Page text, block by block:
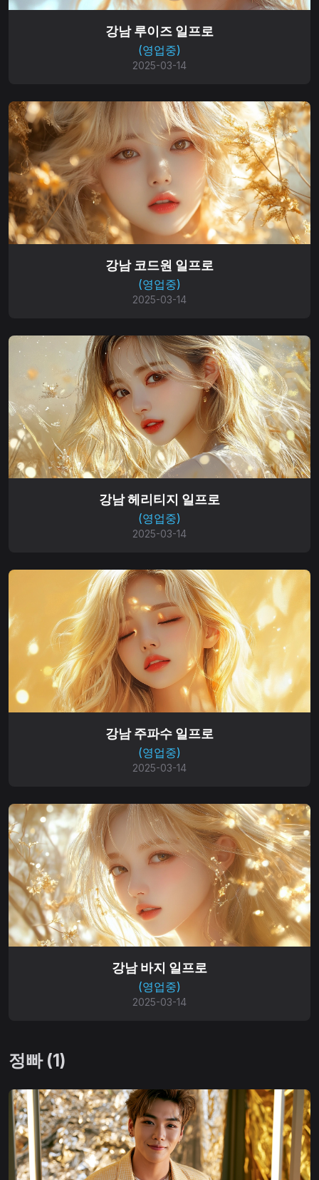
강남 루이즈 일프로
(영업중)
2025-03-14
강남 코드원 일프로
(영업중)
2025-03-14
강남 헤리티지 일프로
(영업중)
2025-03-14
강남 주파수 일프로
(영업중)
2025-03-14
강남 바지 일프로
(영업중)
2025-03-14
정빠 (1)